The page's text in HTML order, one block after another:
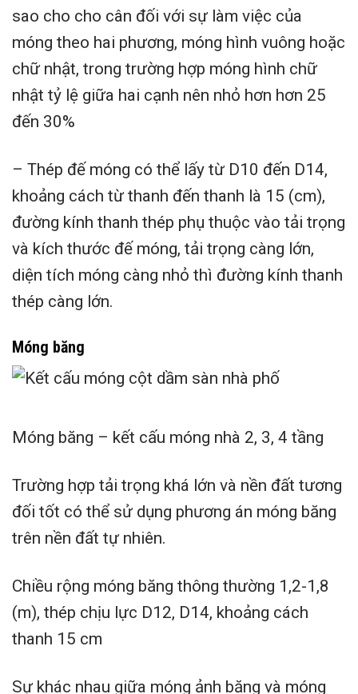
sao cho cho cân đối với sự làm việc của
móng theo hai phương, móng hình vuông hoặc
chữ nhật, trong trường hợp móng hình chữ
nhật tỷ lệ giữa hai cạnh nên nhỏ hơn hơn 25
đến 30%
– Thép đế móng có thể lấy từ D10 đến D14,
khoảng cách từ thanh đến thanh là 15 (cm),
đường kính thanh thép phụ thuộc vào tải trọng
và kích thước đế móng, tải trọng càng lớn,
diện tích móng càng nhỏ thì đường kính thanh
thép càng lớn.
Móng băng
Móng băng – kết cấu móng nhà 2, 3, 4 tầng
Trường hợp tải trọng khá lớn và nền đất tương
đối tốt có thể sử dụng phương án móng băng
trên nền đất tự nhiên.
Chiều rộng móng băng thông thường 1,2-1,8
(m), thép chịu lực D12, D14, khoảng cách
thanh 15 cm
Sự khác nhau giữa móng ảnh băng và móng